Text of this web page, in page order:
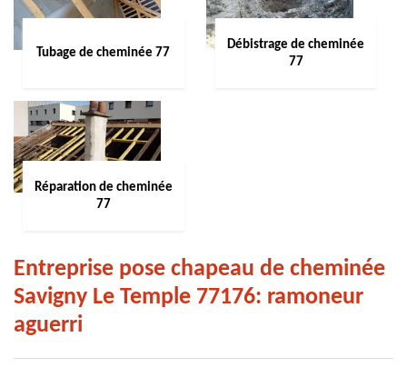
Tubage de cheminée 77
Débistrage de cheminée
77
Réparation de cheminée
77
Entreprise pose chapeau de cheminée
Savigny Le Temple 77176: ramoneur
aguerri